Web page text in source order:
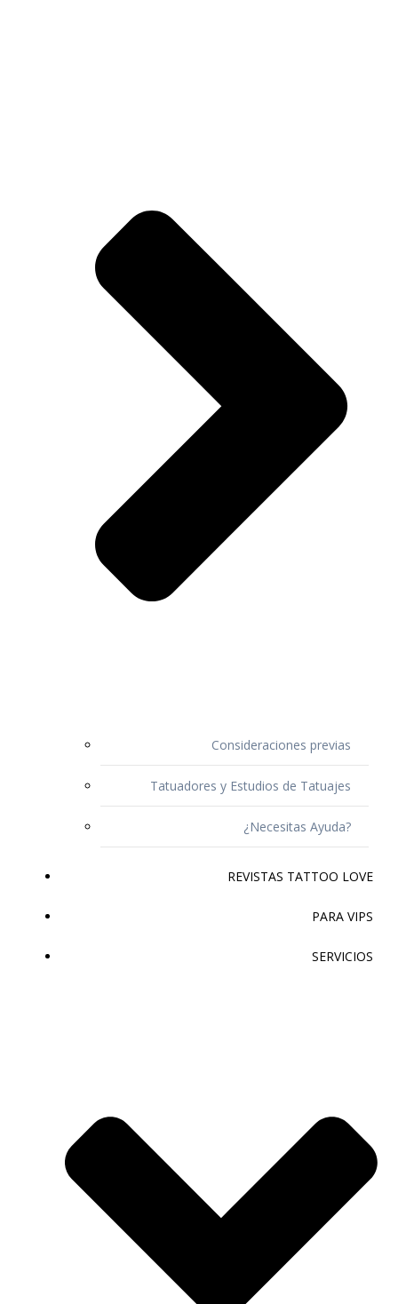
Consideraciones previas
Tatuadores y Estudios de Tatuajes
¿Necesitas Ayuda?
REVISTAS TATTOO LOVE
PARA VIPS
SERVICIOS